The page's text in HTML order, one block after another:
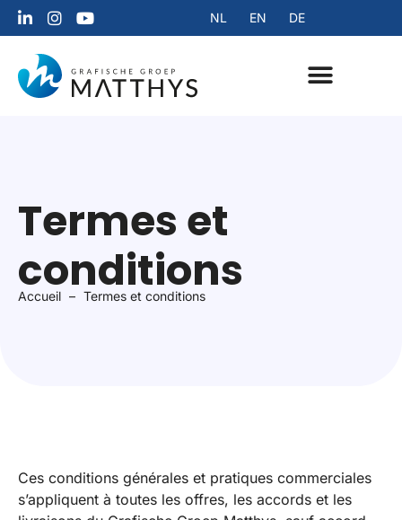
NL EN DE
Termes et
conditions
Accueil Termes et conditions
Ces conditions générales et pratiques commerciales
s’appliquent à toutes les offres, les accords et les